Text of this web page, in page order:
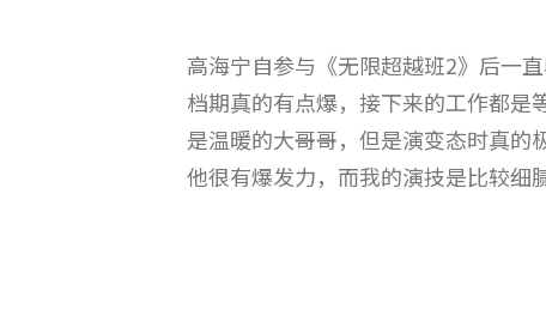
高海宁自参与《无限超越班2》后一
档期真的有点爆，接下来的工作都
是温暖的大哥哥，但是演变态时真的
他很有爆发力，而我的演技是比较细